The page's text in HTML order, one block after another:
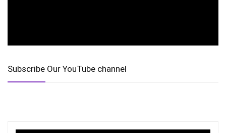
Subscribe Our YouTube channel